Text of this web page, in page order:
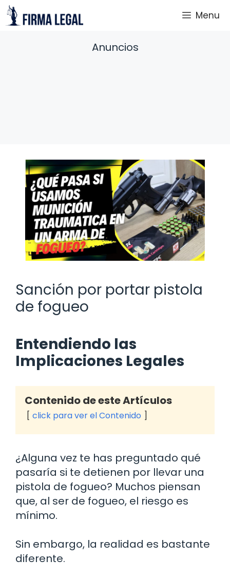
Saltar
al
Menu
Anuncios
Sanción por portar pistola
de fogueo
Entendiendo las
Implicaciones Legales
Contenido de este Artículos
click para ver el Contenido
¿Alguna vez te has preguntado qué
pasaría si te detienen por llevar una
pistola de fogueo? Muchos piensan
que, al ser de fogueo, el riesgo es
mínimo.
Sin embargo, la realidad es bastante
diferente.